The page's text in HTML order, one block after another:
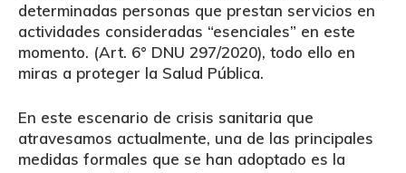
determinadas personas que prestan servicios en
actividades consideradas “esenciales” en este
momento. (Art. 6° DNU 297/2020), todo ello en
miras a proteger la Salud Pública.
En este escenario de crisis sanitaria que
atravesamos actualmente, una de las principales
medidas formales que se han adoptado es la